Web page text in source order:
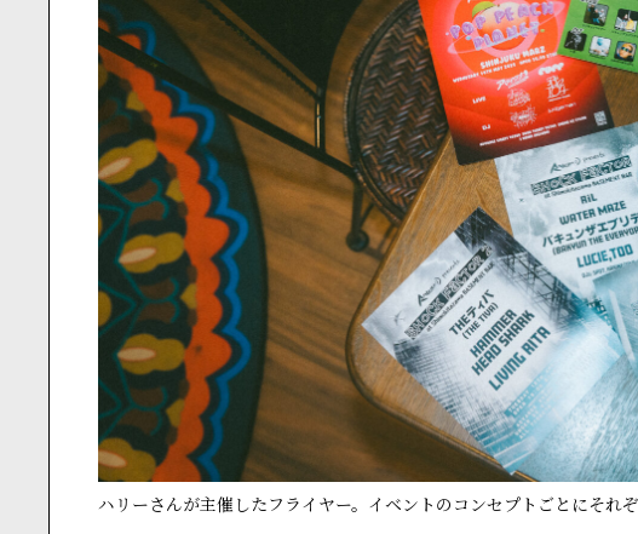
ハリーさんが主催したフライヤー。イベントのコンセプトごとにそれ